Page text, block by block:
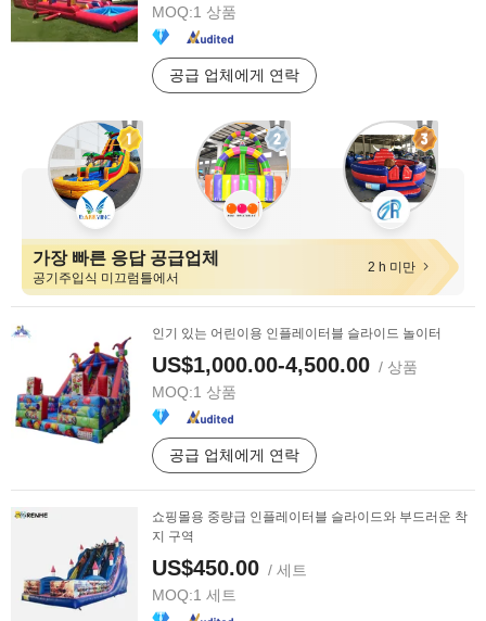
MOQ:1 상품
공급 업체에게 연락
가장 빠른 응답 공급업체
공기주입식 미끄럼틀에서
2 h 미만
인기 있는 어린이용 인플레이터블 슬라이드 놀이터
US$1,000.00-4,500.00 / 상품
MOQ:1 상품
공급 업체에게 연락
쇼핑몰용 중량급 인플레이터블 슬라이드와 부드러운 착
지 구역
US$450.00 / 세트
MOQ:1 세트